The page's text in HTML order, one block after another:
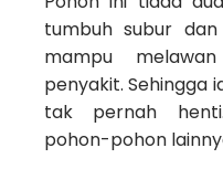
tumbuh subur
mampu
penyakit. Sehingga
tak pernah
pohon-pohon